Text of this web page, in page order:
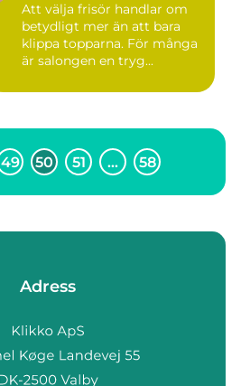
Att välja frisör handlar om
betydligt mer än att bara
klippa topparna. För många
är salongen en tryg...
49 50 51 … 58
Adress